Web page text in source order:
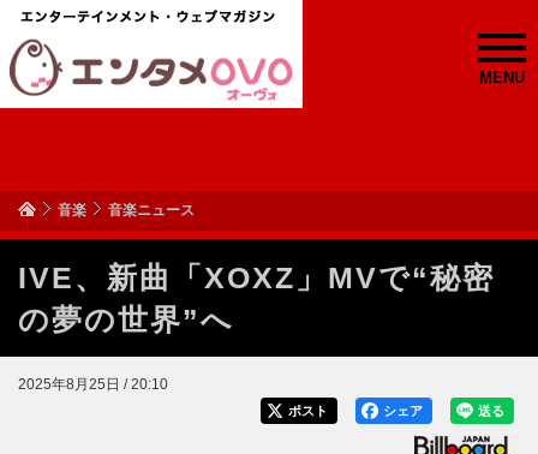
MENU
音楽 音楽ニュース
IVE、新曲「XOXZ」MVで“秘密
の夢の世界”へ
2025年8月25日 / 20:10
送る
シェア
ポスト